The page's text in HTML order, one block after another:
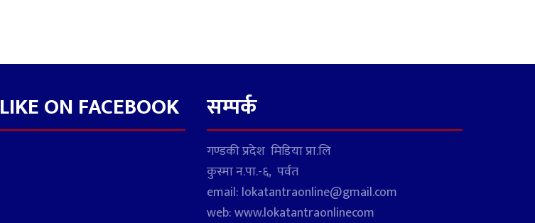
LIKE ON FACEBOOK सम्पर्क
गण्डकी प्रदेश मिडिया प्रा.लि
कुस्मा न.पा.-६, पर्वत
email: lokatantraonline@gmail.com
web: www.lokatantraonlinecom